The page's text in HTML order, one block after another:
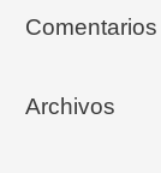
Archivos